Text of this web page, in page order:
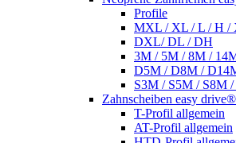
Profile
MXL / XL / L / H /
DXL/ DL / DH
3M / 5M / 8M /
D5M / D8M /
S3M / S5M / S8M
Zahnscheiben easy drive®
T-Profil allgemein
AT-Profil allgemein